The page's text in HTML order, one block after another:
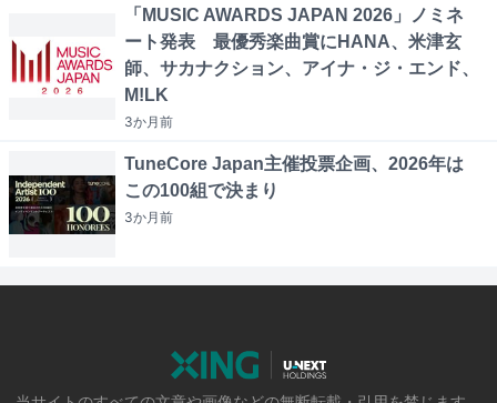
「MUSIC AWARDS JAPAN 2026」ノミネ
ート発表 最優秀楽曲賞にHANA、米津玄
師、サカナクション、アイナ・ジ・エンド、
M!LK
3か月前
TuneCore Japan主催投票企画、2026年は
この100組で決まり
3か月前